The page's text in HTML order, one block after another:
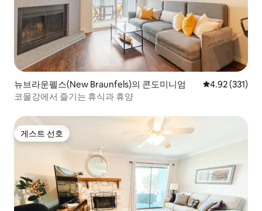
뉴브라운펠스(New Braunfels)의 콘도미니엄 평점 4.92점(5
4.92 (331)
코몰강에서 즐기는 휴식과 휴양
게스트 선호
게스트 선호